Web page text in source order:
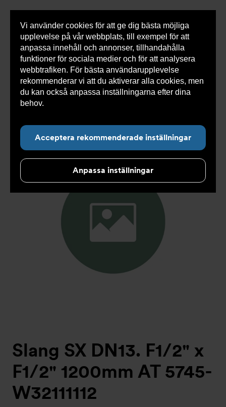
Vi använder cookies för att ge dig bästa möjliga
upplevelse på vår webbplats, till exempel för att
anpassa innehåll och annonser, tillhandahålla
funktioner för sociala medier och för att analysera
webbtrafiken. För bästa användarupplevelse
rekommenderar vi att du aktiverar alla cookies, men
du kan också anpassa inställningarna efter dina
behov.
Acceptera rekommenderade inställningar
Anpassa inställningar
0 varorSnabborder
Du
här:
Armatec > Produkter > Kyla > Slang >
Slang
> Slang SX AT 5745- >
Slang SX DN13. F1/2" x F1/2"
1200mm AT 5745-W32111112
Slang SX DN13. F1/2" x
F1/2" 1200mm AT 5745-
W32111112